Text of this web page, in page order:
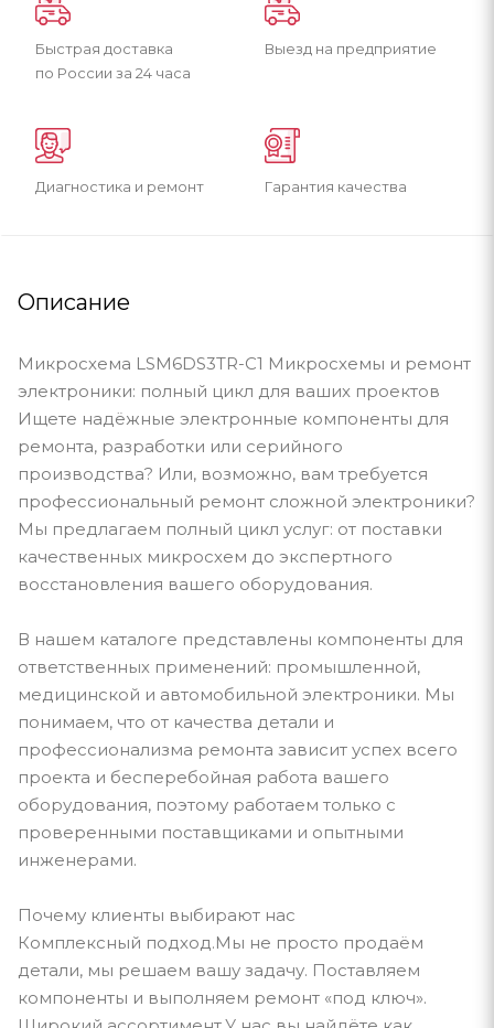
Быстрая доставка
по России за 24 часа
Выезд на предприятие
Диагностика и ремонт Гарантия качества
Описание
Микросхема LSM6DS3TR-C1 Микросхемы и ремонт
электроники: полный цикл для ваших проектов
Ищете надёжные электронные компоненты для
ремонта, разработки или серийного
производства? Или, возможно, вам требуется
профессиональный ремонт сложной электроники?
Мы предлагаем полный цикл услуг: от поставки
качественных микросхем до экспертного
восстановления вашего оборудования.
В нашем каталоге представлены компоненты для
ответственных применений: промышленной,
медицинской и автомобильной электроники. Мы
понимаем, что от качества детали и
профессионализма ремонта зависит успех всего
проекта и бесперебойная работа вашего
оборудования, поэтому работаем только с
проверенными поставщиками и опытными
инженерами.
Почему клиенты выбирают нас
Комплексный подход.Мы не просто продаём
детали, мы решаем вашу задачу. Поставляем
компоненты и выполняем ремонт «под ключ».